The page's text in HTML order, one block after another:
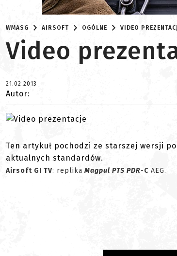
WMASG AIRSOFT OGÓLNE VIDEO
Video
21.02.2013
Autor:
Ten artykuł pochodzi ze starszej wersji
aktualnych standardów.
Airsoft GI TV: replika Magpul PTS PDR-C AEG.